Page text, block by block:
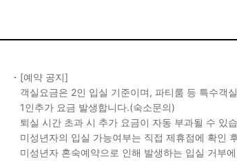
[예약 공지]
객실요금은 2인 입실 기준이며, 파티룸 등 특수객
1인추가 요금 발생합니다.(숙소문의)
퇴실 시간 초과 시 추가 요금이 자동 부과될 수 있
미성년자의 입실 가능여부는 직접 제휴점에 확인
미성년자 혼숙예약으로 인해 발생하는 입실 거부